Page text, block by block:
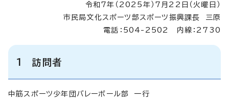
令和7年（2025年）7月22日（火曜日）
市民局文化スポーツ部スポーツ振興課長 三原
電話：504-2502 内線：2730
1 訪問者
中筋スポーツ少年団バレーボール部 一行